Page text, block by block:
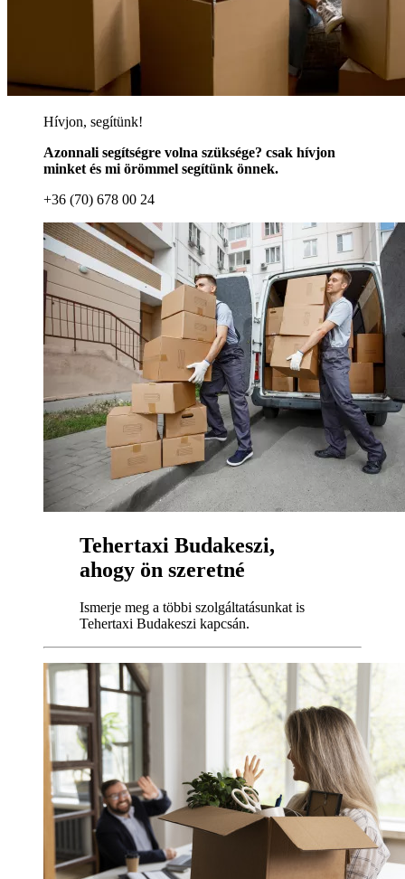
Hívjon, segítünk!
Azonnali segítségre volna szüksége? csak hívjon
minket és mi örömmel segítünk önnek.
+36 (70) 678 00 24
Tehertaxi Budakeszi,
ahogy ön szeretné
Ismerje meg a többi szolgáltatásunkat is
Tehertaxi Budakeszi kapcsán.